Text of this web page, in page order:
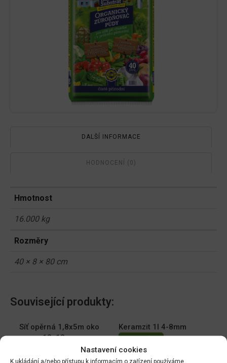
Nastavení cookies
K ukládání a/nebo přístupu k informacím o zařízení používáme
DALŠÍ INFORMACE
HODNOCENÍ (0)
Hmotnost
16.000 kg
Rozměry
40 × 8 × 80 cm
Související produkty:
Síť opěrná 1,8x5m oko
18x18cm
Keramzit 1l 4-8mm
49.00Kč